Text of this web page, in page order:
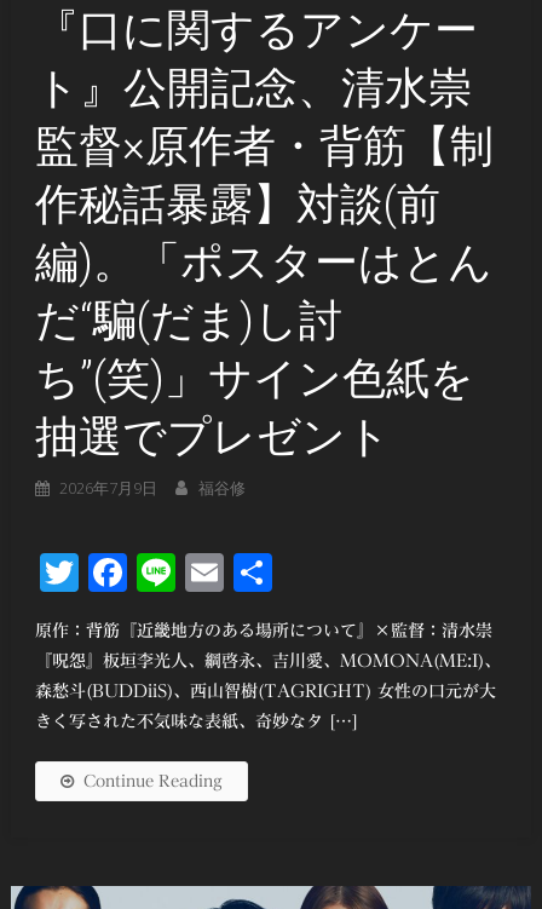
『口に関するアンケー
ト』公開記念、清水崇
監督×原作者・背筋【制
作秘話暴露】対談(前
編)。「ポスターはとん
だ“騙(だま)し討
ち”(笑)」サイン色紙を
抽選でプレゼント
2026年7月9日 福谷修
Twitter
Facebook
LineEmail
原作：背筋『近畿地方のある場所について』×監督：清水崇
『呪怨』板垣李光人、綱啓永、吉川愛、MOMONA(ME:I)、
森愁斗(BUDDiiS)、西山智樹(TAGRIGHT) 女性の口元が大
きく写された不気味な表紙、奇妙なタ […]
Continue Reading